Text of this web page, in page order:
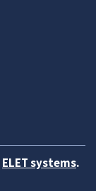
ELET systems.